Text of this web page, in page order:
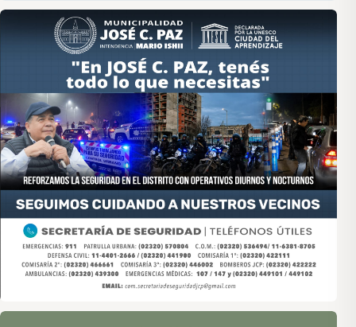
Asociación de Medios Vecinales